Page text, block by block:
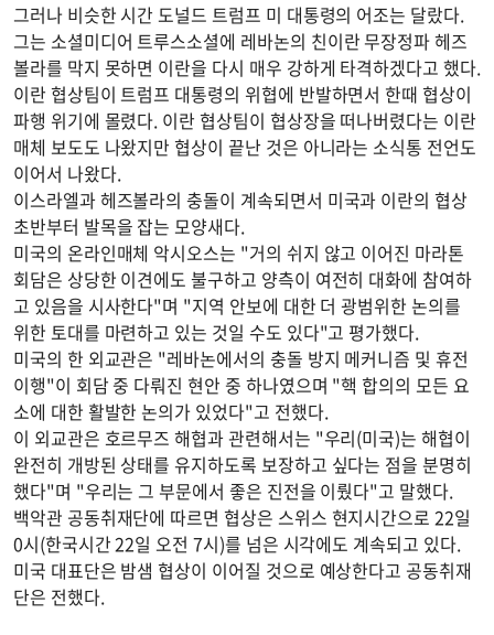
그러나 비슷한 시간 도널드 트럼프 미 대통령의 어조는 달랐다.
그는 소셜미디어 트루스소셜에 레바논의 친이란 무장정파 헤즈
볼라를 막지 못하면 이란을 다시 매우 강하게 타격하겠다고 했다.
이란 협상팀이 트럼프 대통령의 위협에 반발하면서 한때 협상이
파행 위기에 몰렸다. 이란 협상팀이 협상장을 떠나버렸다는 이란
매체 보도도 나왔지만 협상이 끝난 것은 아니라는 소식통 전언도
이어서 나왔다.
이스라엘과 헤즈볼라의 충돌이 계속되면서 미국과 이란의 협상
초반부터 발목을 잡는 모양새다.
미국의 온라인매체 악시오스는 "거의 쉬지 않고 이어진 마라톤
회담은 상당한 이견에도 불구하고 양측이 여전히 대화에 참여하
고 있음을 시사한다"며 "지역 안보에 대한 더 광범위한 논의를
위한 토대를 마련하고 있는 것일 수도 있다"고 평가했다.
미국의 한 외교관은 "레바논에서의 충돌 방지 메커니즘 및 휴전
이행"이 회담 중 다뤄진 현안 중 하나였으며 "핵 합의의 모든 요
소에 대한 활발한 논의가 있었다"고 전했다.
이 외교관은 호르무즈 해협과 관련해서는 "우리(미국)는 해협이
완전히 개방된 상태를 유지하도록 보장하고 싶다는 점을 분명히
했다"며 "우리는 그 부문에서 좋은 진전을 이뤘다"고 말했다.
백악관 공동취재단에 따르면 협상은 스위스 현지시간으로 22일
0시(한국시간 22일 오전 7시)를 넘은 시각에도 계속되고 있다.
미국 대표단은 밤샘 협상이 이어질 것으로 예상한다고 공동취재
단은 전했다.